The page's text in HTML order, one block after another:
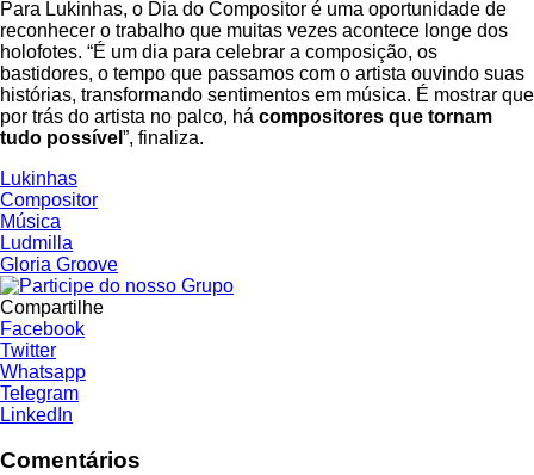
Para Lukinhas, o Dia do Compositor é uma oportunidade de
reconhecer o trabalho que muitas vezes acontece longe dos
holofotes. “É um dia para celebrar a composição, os
bastidores, o tempo que passamos com o artista ouvindo suas
histórias, transformando sentimentos em música. É mostrar que
por trás do artista no palco, há compositores que tornam
tudo possível ”, finaliza.
Lukinhas
Compositor
Música
Ludmilla
Gloria Groove
Compartilhe
Facebook
Twitter
Whatsapp
Telegram
LinkedIn
Comentários